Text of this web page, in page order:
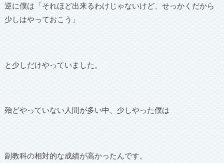
逆に僕は「それほど出来るわけじゃないけど、せっかくだから
少しはやっておこう」
と少しだけやっていました。
殆どやっていない人間が多い中、少しやった僕は
副教科の相対的な成績が高かったんです。